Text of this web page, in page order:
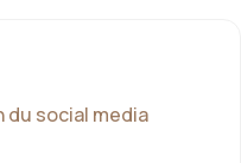
du social media